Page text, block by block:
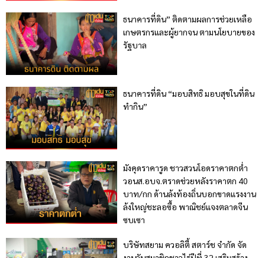
ธนาคารที่ดิน” ติดตามผลการช่วยเหลือ
เกษตรกรและผู้ยากจน ตามนโยบายของ
รัฐบาล
ธนาคารที่ดิน “มอบสิทธิ มอบสุขในที่ดิน
ทำกิน”
มังคุดราคารูด ชาวสวนโอดราคาตกต่ำ
วอนส.อบจ.ตราดช่วยหลังราคาตก 40
บาท/กก ด้านล้งท้องถิ่นบอกขาดแรงงาน
ล้งใหญ่ชะลอซื้อ พาณิชย์แจงตลาดจีน
ซบเซา
บริษัทสยาม ควอลิตี้ สตาร์ช จำกัด จัด